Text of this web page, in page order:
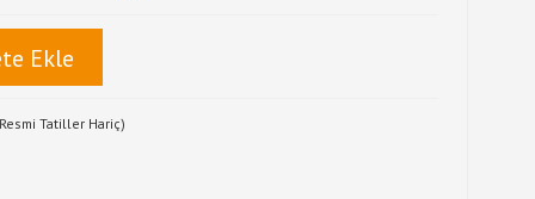
Ekle
Tatiller Hariç)